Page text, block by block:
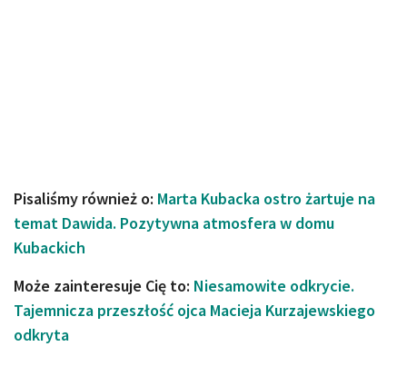
Pisaliśmy również o: Marta Kubacka ostro żartuje na
temat Dawida. Pozytywna atmosfera w domu
Kubackich
Może zainteresuje Cię to: Niesamowite odkrycie.
Tajemnicza przeszłość ojca Macieja Kurzajewskiego
odkryta